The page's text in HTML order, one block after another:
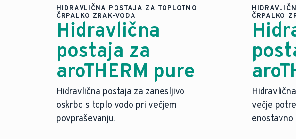
HIDRAVLIČNA POSTAJA ZA TOPLOTNO
ČRPALKO ZRAK-VODA
Hidravlična
postaja za
aroTHERM pure
Hidravlična postaja za zanesljivo
oskrbo s toplo vodo pri večjem
povpraševanju.
ČRPALKO
večje
enostavno